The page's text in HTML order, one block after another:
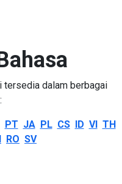
tersedia dalam berbagai
PT JA PL CS ID VI TH
RO SV